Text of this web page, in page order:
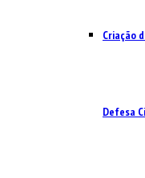
Criação
Defesa